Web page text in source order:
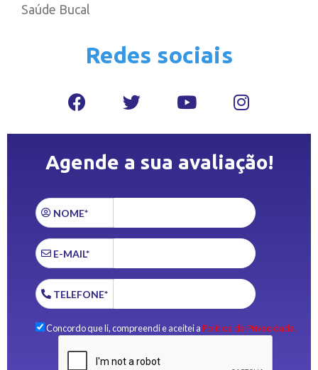
Saúde Bucal
Redes sociais
Agende a sua avaliação!
NOME*
E-MAIL*
TELEFONE*
Concordo que li, compreendi e aceitei a Política de Privacidade.